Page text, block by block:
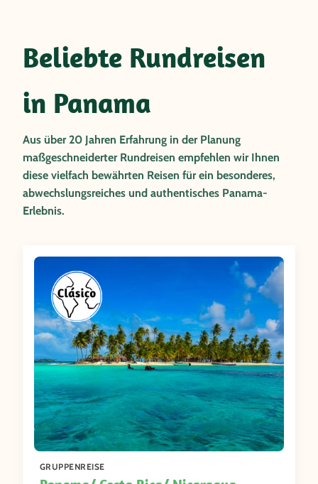
Beliebte Rundreisen
in Panama
Aus über 20 Jahren Erfahrung in der Planung
maßgeschneiderter Rundreisen empfehlen wir Ihnen
diese vielfach bewährten Reisen für ein besonderes,
abwechslungsreiches und authentisches Panama-
Erlebnis.
GRUPPENREISE